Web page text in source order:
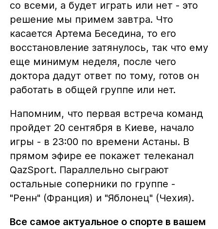
со всеми, а будет играть или нет - это
решение мы примем завтра. Что
касается Артема Беседина, то его
восстановление затянулось, так что ему
еще минимум неделя, после чего
доктора дадут ответ по тому, готов он
работать в общей группе или нет.
Напомним, что первая встреча команд
пройдет 20 сентября в Киеве, начало
игры - в 23:00 по времени Астаны. В
прямом эфире ее покажет телеканал
QazSport. Параллельно сыграют
остальные соперники по группе -
"Ренн" (Франция) и "Яблонец" (Чехия).
Все самое актуальное о спорте в вашем